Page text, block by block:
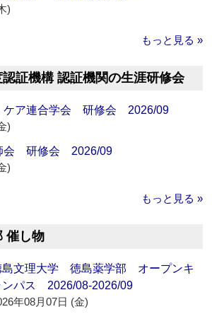
)
もっと見る »
証機構 認証機関の生涯研修会
ケア連合学会 研修会 2026/09
)
会 研修会 2026/09
)
もっと見る »
催し物
島文理大学 徳島薬学部 オープンキ
ンパス 2026/08-2026/09
年08月07日 (金)